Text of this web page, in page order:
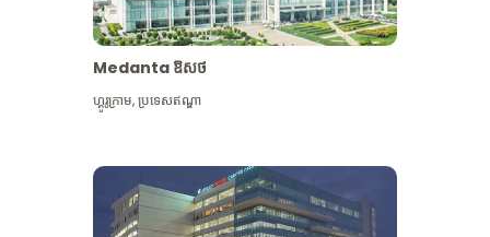
Medanta ឱសថ
ហ្គូរូក្រាម,ប្រទេសឥណ្ឌា